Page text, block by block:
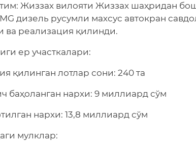
Жиззах вилояти Жиззах шаҳридан
дизель русумли махсус автокран
ва реализация қилинди.
ер участкалари:
қилинган лотлар сони: 240 та
баҳоланган нархи: 9 миллиард сўм
нархи: 13,8 миллиард сўм
мулклар: